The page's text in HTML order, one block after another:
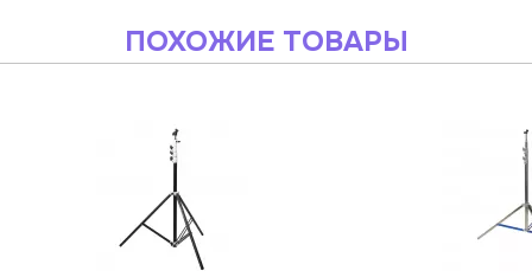
ПОХОЖИЕ ТОВАРЫ